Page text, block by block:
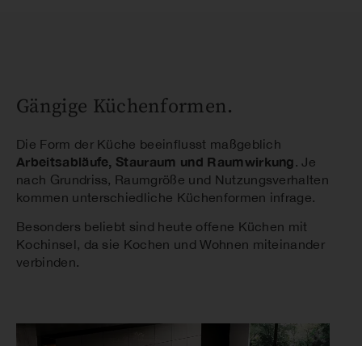
Gängige Küchenformen.
Die Form der Küche beeinflusst maßgeblich
Arbeitsabläufe, Stauraum und Raumwirkung. Je
nach Grundriss, Raumgröße und Nutzungsverhalten
kommen unterschiedliche Küchenformen infrage.
Besonders beliebt sind heute offene Küchen mit
Kochinsel, da sie Kochen und Wohnen miteinander
verbinden.